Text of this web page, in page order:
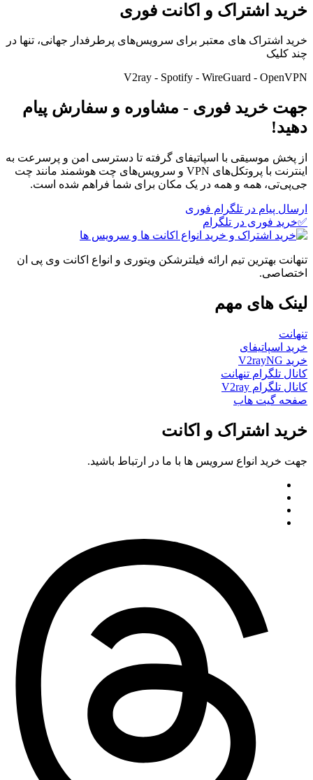
خرید اشتراک و اکانت فوری
خرید اشتراک های معتبر برای سرویس‌های پرطرفدار جهانی، تنها در
چند کلیک
V2ray - Spotify - WireGuard - OpenVPN
جهت خرید فوری - مشاوره و سفارش پیام
دهید!
از پخش موسیقی با اسپاتیفای گرفته تا دسترسی امن و پرسرعت به
اینترنت با پروتکل‌های VPN و سرویس‌های چت هوشمند مانند چت
جی‌پی‌تی، همه و همه در یک مکان برای شما فراهم شده است.
ارسال پیام در تلگرام فوری
✅خرید فوری در تلگرام
تنهانت بهترین تیم ارائه فیلترشکن ویتوری و انواع اکانت وی پی ان
اختصاصی.
لینک های مهم
تنهانت
خرید اسپاتیفای
خرید V2rayNG
کانال تلگرام تنهانت
کانال تلگرام V2ray
صفحه گیت هاب
خرید اشتراک و اکانت
جهت خرید انواع سرویس ها با ما در ارتباط باشید.